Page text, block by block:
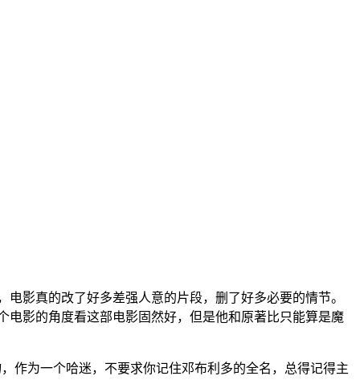
真的改了好多差强人意的片段，删了好多必要的情节。
影的角度看这部电影固然好，但是他和原著比只能算是魔
为一个哈迷，不要求你记住邓布利多的全名，总得记得主